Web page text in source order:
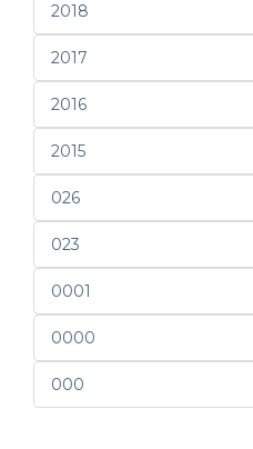
2018
2017
2016
2015
026
023
0001
0000
000